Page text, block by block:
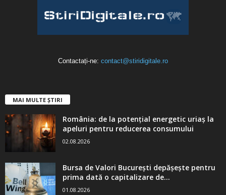
Contactați-ne: contact@stiridigitale.ro
MAI MULTE ȘTIRI
România: de la potențial energetic uriaș la
apeluri pentru reducerea consumului
02.08.2026
Bursa de Valori București depășește pentru
prima dată o capitalizare de...
01.08.2026